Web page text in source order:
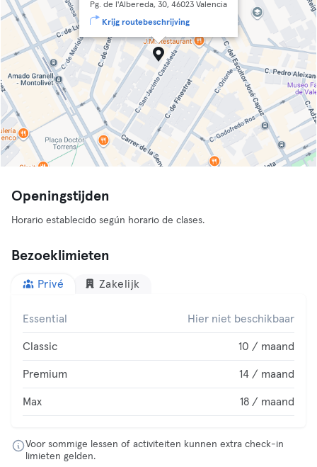
Pg. de l'Albereda, 30, 46023 Valencia
Krijg routebeschrijving
Openingstijden
Horario establecido según horario de clases.
Bezoeklimieten
Privé Zakelijk
Essential Hier niet beschikbaar
Classic 10 / maand
Premium 14 / maand
Max 18 / maand
Voor sommige lessen of activiteiten kunnen extra check-in
limieten gelden.